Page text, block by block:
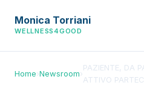
Monica Torriani
WELLNESS4GOOD
Home›Newsroom›
PAZIENTE, DA
ATTIVO